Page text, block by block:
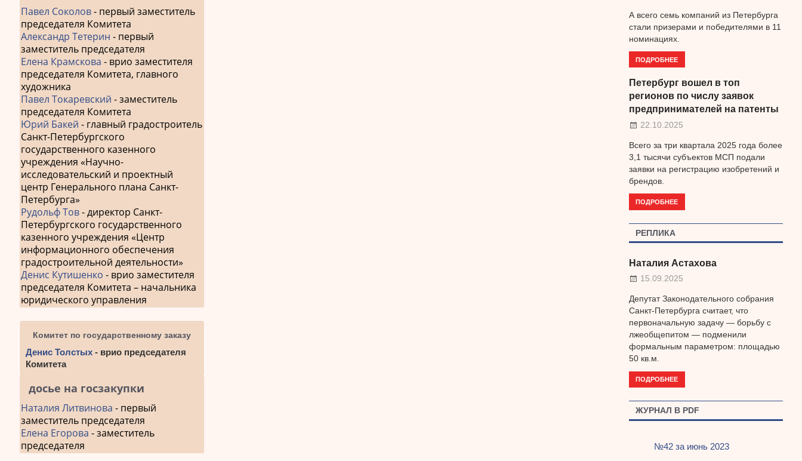
Павел Соколов- первый заместитель
председателя Комитета
Александр Тетерин - первый
заместитель председателя
Елена Крамскова - врио заместителя
председателя Комитета, главного
художника
Павел Токаревский - заместитель
председателя Комитета
Юрий Бакей - главный градостроитель
Санкт-Петербургского
государственного казенного
учреждения «Научно-
исследовательский и проектный
центр Генерального плана Санкт-
Петербурга»
Рудольф Тов- директор Санкт-
Петербургского государственного
казенного учреждения «Центр
информационного обеспечения
градостроительной деятельности»
Денис Кутишенко - врио заместителя
председателя Комитета – начальника
юридического управления
Комитет по государственному заказу
Денис Толстых - врио председателя
Комитета
досье на госзакупки
Наталия Литвинова - первый
заместитель председателя
Елена Егорова - заместитель
председателя
А всего семь компаний из Петербурга
стали призерами и победителями в 11
номинациях.
ПОДРОБНЕЕ
Петербург вошел в топ
регионов по числу заявок
предпринимателей на патенты
22.10.2025
Всего за три квартала 2025 года более
3,1 тысячи субъектов МСП подали
заявки на регистрацию изобретений и
брендов.
ПОДРОБНЕЕ
РЕПЛИКА
Наталия Астахова
15.09.2025
Депутат Законодательного собрания
Санкт-Петербурга считает, что
первоначальную задачу — борьбу с
лжеобщепитом — подменили
формальным параметром: площадью
50 кв.м.
ПОДРОБНЕЕ
ЖУРНАЛ В PDF
№42 за июнь 2023